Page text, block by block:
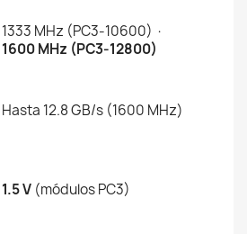
1333 MHz (PC3-10600) ·
1600 MHz (PC3-12800)
Hasta 12.8 GB/s (1600 MHz)
1.5 V (módulos PC3)